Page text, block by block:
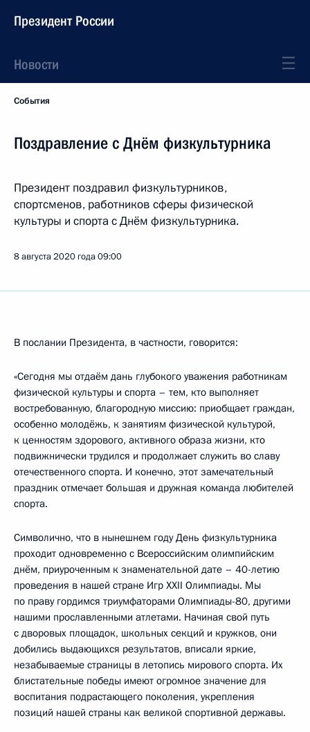
Президент России
Новости
События
Поздравление с Днём физкультурника
Президент поздравил физкультурников,
спортсменов, работников сферы физической
культуры и спорта с Днём физкультурника.
8 августа 2020 года09:00
В послании Президента, в частности, говорится:
«Сегодня мы отдаём дань глубокого уважения работникам
физической культуры и спорта – тем, кто выполняет
востребованную, благородную миссию: приобщает граждан,
особенно молодёжь, к занятиям физической культурой,
к ценностям здорового, активного образа жизни, кто
подвижнически трудился и продолжает служить во славу
отечественного спорта. И конечно, этот замечательный
праздник отмечает большая и дружная команда любителей
спорта.
Символично, что в нынешнем году День физкультурника
проходит одновременно с Всероссийским олимпийским
днём, приуроченным к знаменательной дате – 40-летию
проведения в нашей стране Игр XXII Олимпиады. Мы
по праву гордимся триумфаторами Олимпиады-80, другими
нашими прославленными атлетами. Начиная свой путь
с дворовых площадок, школьных секций и кружков, они
добились выдающихся результатов, вписали яркие,
незабываемые страницы в летопись мирового спорта. Их
блистательные победы имеют огромное значение для
воспитания подрастающего поколения, укрепления
позиций нашей страны как великой спортивной державы.